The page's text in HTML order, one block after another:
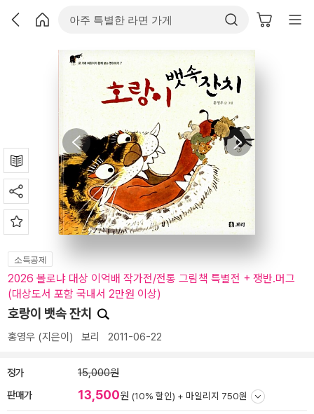
소득공제
2026 볼로냐 대상 이억배 작가전/전통 그림책 특별전 + 쟁반.머그
(대상도서 포함 국내서 2만원 이상)
호랑이 뱃속 잔치
홍영우 (지은이) 보리 2011-06-22
정가 15,000원
판매가 13,500원 (10% 할인) + 마일리지 750원